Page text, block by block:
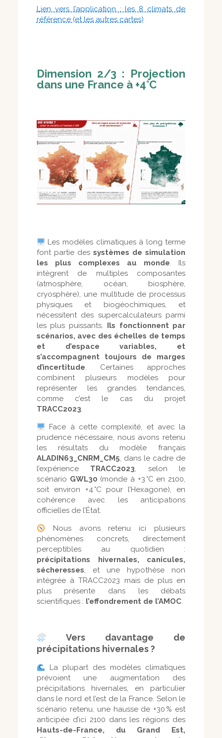
Lien vers l’application : les 8 climats de
référence (et les autres cartes)
Dimension 2/3 : Projection
dans une France à +4°C
Les modèles climatiques à long terme
font partie dessystèmes de simulation
les plus complexes au monde. Ils
intègrent de multiples composantes
(atmosphère, océan, biosphère,
cryosphère), une multitude de processus
physiques et biogéochimiques, et
nécessitent des supercalculateurs parmi
les plus puissants. Ils fonctionnent par
scénarios, avec des échelles de temps
et d’espace variables, et
s’accompagnent toujours de marges
d’incertitude. Certaines approches
combinent plusieurs modèles pour
représenter les grandes tendances,
comme c’est le cas du projet
TRACC2023.
Face à cette complexité, et avec la
prudence nécessaire, nous avons retenu
les résultats du modèle français
ALADIN63_CNRM_CM5, dans le cadre de
l’expérience TRACC2023, selon le
scénario GWL30 (monde à +3 °C en 2100,
soit environ +4 °C pour l’Hexagone), en
cohérence avec les anticipations
officielles de l’État.
Nous avons retenu ici plusieurs
phénomènes concrets, directement
perceptibles au quotidien :
précipitations hivernales, canicules,
sécheresses, et une hypothèse non
intégrée à TRACC2023 mais de plus en
plus présente dans les débats
scientifiques : l’effondrement de l’AMOC.
Vers davantage de
précipitations hivernales ?
La plupart des modèles climatiques
prévoient une augmentation des
précipitations hivernales, en particulier
dans le nord et l’est de la France. Selon le
scénario retenu, une hausse de +30 % est
anticipée d’ici 2100 dans les régions des
Hauts-de-France, du Grand Est,